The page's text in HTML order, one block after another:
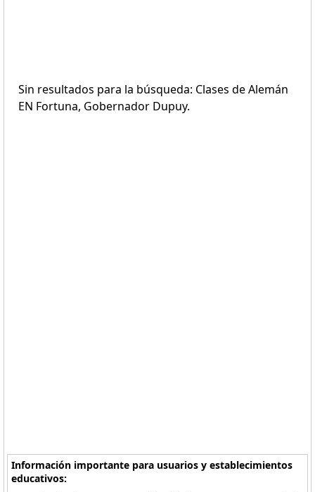
Sin resultados para la búsqueda: Clases de Alemán
EN Fortuna, Gobernador Dupuy.
Información importante para usuarios y establecimientos
educativos: